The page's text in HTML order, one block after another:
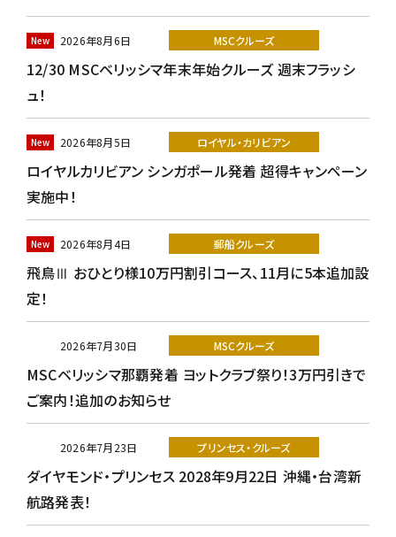
2026年8月6日 MSCクルーズ
12/30 MSCベリッシマ年末年始クルーズ 週末フラッシ
ュ！
2026年8月5日 ロイヤル・カリビアン
ロイヤルカリビアン シンガポール発着 超得キャンペーン
実施中！
2026年8月4日 郵船クルーズ
飛鳥Ⅲ おひとり様10万円割引コース、11月に5本追加設
定！
2026年7月30日 MSCクルーズ
MSCベリッシマ那覇発着 ヨットクラブ祭り！3万円引きで
ご案内！追加のお知らせ
2026年7月23日 プリンセス・クルーズ
ダイヤモンド・プリンセス 2028年9月22日 沖縄・台湾新
航路発表！